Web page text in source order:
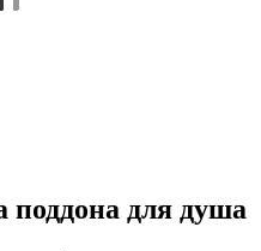
поддона для душа